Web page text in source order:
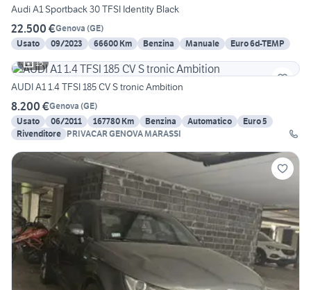
Audi A1 Sportback 30 TFSI Identity Black
22.500 €Genova (GE)
Usato
09/2023 66600 Km Benzina Manuale
Euro 6d-TEMP
15
AUDI A1 1.4 TFSI 185 CV S tronic Ambition
8.200 €Genova (GE)
Usato
06/2011 167780 Km Benzina Automatico
Euro 5
Rivenditore PRIVACAR GENOVA MARASSI